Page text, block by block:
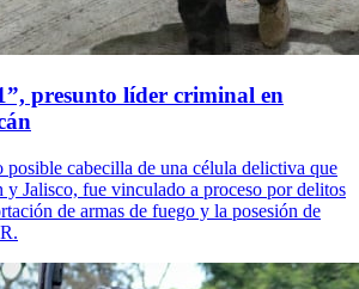
presunto líder criminal en
posible cabecilla de una célula delictiva que
y Jalisco, fue vinculado a proceso por delitos
de armas de fuego y la posesión de